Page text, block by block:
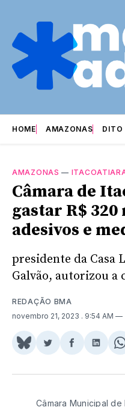
HOME AMAZONAS DITO
AMAZONAS —
Câmara de
gastar R$
adesivos e
presidente da Casa
Galvão, autorizou a
REDAÇÃO BMA
novembro 21, 2023 . 9:54 AM
Share
BlueSky
Compartilhar
TwitterFacebook
Câmara Municipal de